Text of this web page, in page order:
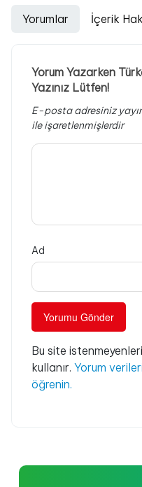
Yorumlar İçerik
Yorum Yazarken
Yazınız Lütfen!
E-posta adresiniz
ile işaretlenmişlerdir
Ad
Bu site
kullanır. Yorum
öğrenin.